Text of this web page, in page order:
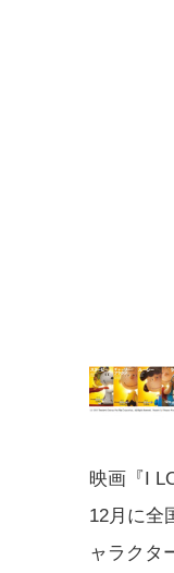
映画『I
12月に全
ャラクタ